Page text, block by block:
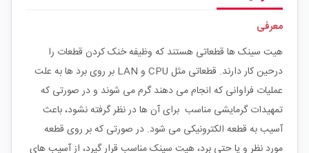
معرفی
هیت سینک ها قطعاتی هستند که وظیفه خنک کردن قطعات را
درحین کار دارند. قطعاتی مثل CPU و LAN بر روی برد ها به علت
عملیات فراوانی که انجام می دهند گرم می شوند و در صورتی که
تمهیدات گرمایشی مناسب برای آن ها در نظر گرفته نشود، باعث
آسیب به قطعه الکترونیکی می شود. در صورتی که بر روی قطعه
مورد نظر و یا حتی برد، هیت سینک مناسب قرار گیرد، از آسیب های